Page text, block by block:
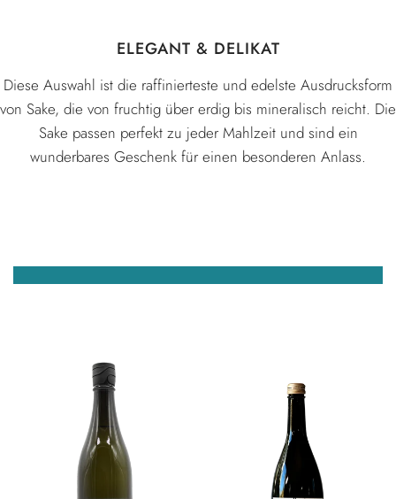
ELEGANT & DELIKAT
Diese Auswahl ist die raffinierteste und edelste Ausdrucksform
von Sake, die von fruchtig über erdig bis mineralisch reicht. Die
Sake passen perfekt zu jeder Mahlzeit und sind ein
wunderbares Geschenk für einen besonderen Anlass.